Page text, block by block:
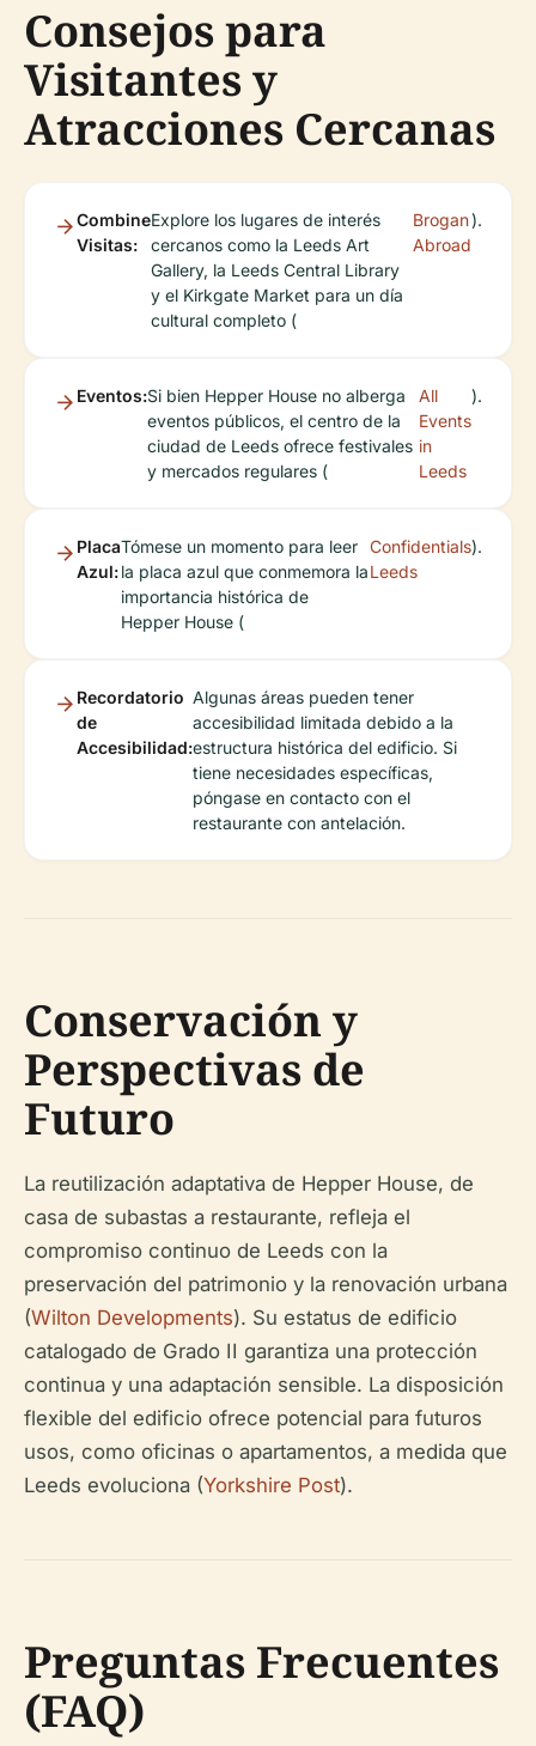
Consejos para
Visitantes y
Atracciones Cercanas
Combine
Visitas:
Explore los lugares de interés
cercanos como la Leeds Art
Gallery, la Leeds Central Library
y el Kirkgate Market para un día
cultural completo (
Brogan
Abroad
).
Eventos:Si bien Hepper House no alberga
eventos públicos, el centro de la
ciudad de Leeds ofrece festivales
y mercados regulares (
All
Events
in
Leeds
).
Placa
Azul:
Tómese un momento para leer
la placa azul que conmemora la
importancia histórica de
Hepper House (
Confidentials
Leeds
).
Recordatorio
de
Accesibilidad:
Algunas áreas pueden tener
accesibilidad limitada debido a la
estructura histórica del edificio. Si
tiene necesidades específicas,
póngase en contacto con el
restaurante con antelación.
Conservación y
Perspectivas de
Futuro
La reutilización adaptativa de Hepper House, de
casa de subastas a restaurante, refleja el
compromiso continuo de Leeds con la
preservación del patrimonio y la renovación urbana
(Wilton Developments). Su estatus de edificio
catalogado de Grado II garantiza una protección
continua y una adaptación sensible. La disposición
flexible del edificio ofrece potencial para futuros
usos, como oficinas o apartamentos, a medida que
Leeds evoluciona (Yorkshire Post).
Preguntas Frecuentes
(FAQ)